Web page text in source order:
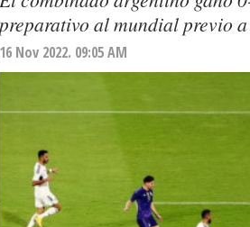
preparativo al mundial previo
16 Nov 2022. 09:05 AM